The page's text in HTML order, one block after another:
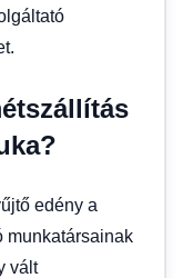
edény a
munkatársainak
vált